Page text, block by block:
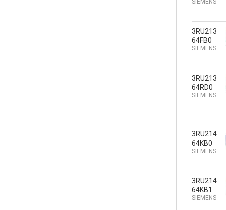
3RU213
64FB0
SIEMENS
3RU213
64RD0
SIEMENS
3RU214
64KB0
SIEMENS
3RU214
64KB1
SIEMENS